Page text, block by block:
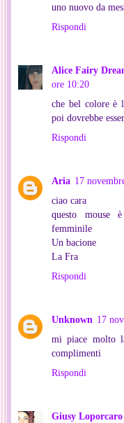
uno nuovo da
Rispondi
Alice Fairy
ore 10:20
che bel colore è
poi dovrebbe
Rispondi
Aria 17
ciao cara
questo mouse
femminile
Un bacione
La Fra
Rispondi
Unknown 17
mi piace molto
complimenti
Rispondi
Giusy Loporcaro